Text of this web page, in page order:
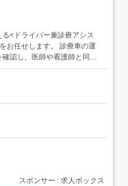
る<ドライバー兼診療アシス
お任せします。 診療車の運
認し、医師や看護師と同行
へ安全にお連れいただきま
患者さまや急な診療が入る
スポンサー : 求人ボックス